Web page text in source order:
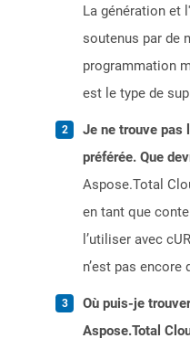
La génération et
soutenus par de
programmation
est le type de
Je ne trouve pas
préférée. Que
Aspose.Total
en tant que
l’utiliser avec
n’est pas encore
Où puis-je
Aspose.Total